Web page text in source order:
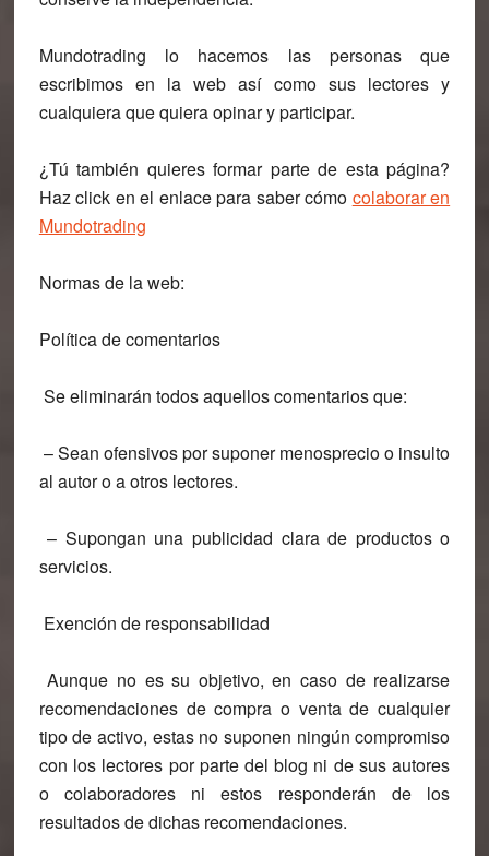
Mundotrading lo hacemos las personas que
escribimos en la web así como sus lectores y
cualquiera que quiera opinar y participar.
¿Tú también quieres formar parte de esta página?
Haz click en el enlace para saber cómo colaborar en
Mundotrading
Normas de la web:
Política de comentarios
Se eliminarán todos aquellos comentarios que:
– Sean ofensivos por suponer menosprecio o insulto
al autor o a otros lectores.
– Supongan una publicidad clara de productos o
servicios.
Exención de responsabilidad
Aunque no es su objetivo, en caso de realizarse
recomendaciones de compra o venta de cualquier
tipo de activo, estas no suponen ningún compromiso
con los lectores por parte del blog ni de sus autores
o colaboradores ni estos responderán de los
resultados de dichas recomendaciones.